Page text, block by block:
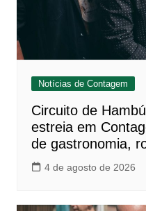
Notícias de Contagem
Circuito de
estreia em
de gastronomia,
4 de agosto de 2026